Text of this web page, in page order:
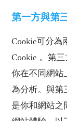
第一方與第
Cookie可分為
Cookie 。第
你在不同網站
為分析。與第
是你和網站之